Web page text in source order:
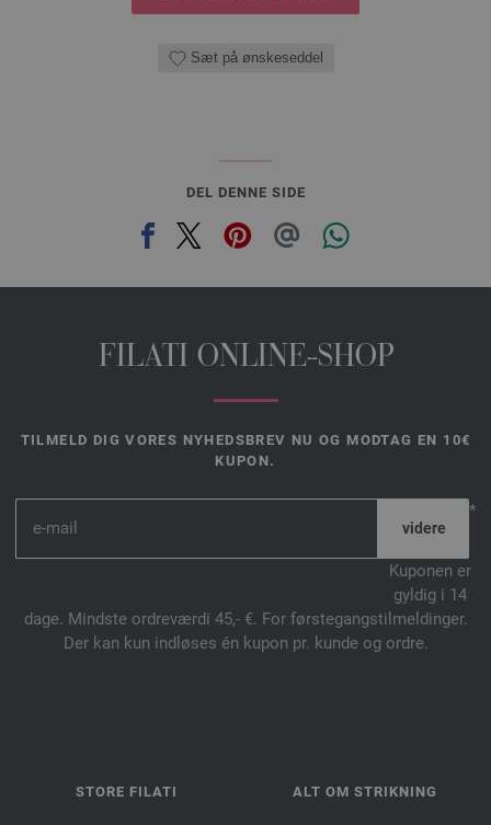
Sæt på ønskeseddel
DEL DENNE SIDE
FILATI ONLINE-SHOP
TILMELD DIG VORES NYHEDSBREV NU OG MODTAG EN 10€
KUPON.
*
Kuponen er
gyldig i 14
dage. Mindste ordreværdi 45,- €. For førstegangstilmeldinger.
Der kan kun indløses én kupon pr. kunde og ordre.
STORE FILATI ALT OM STRIKNING